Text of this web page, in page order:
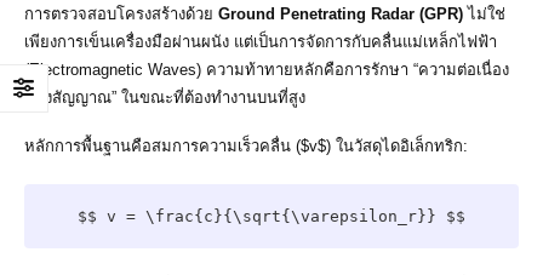
การตรวจสอบโครงสร้างด้วย Ground Penetrating Radar (GPR) ไม่ใช่
เพียงการเข็นเครื่องมือผ่านผนัง แต่เป็นการจัดการกับคลื่นแม่เหล็กไฟฟ้า
(Electromagnetic Waves) ความท้าทายหลักคือการรักษา “ความต่อเนื่อง
ของสัญญาณ” ในขณะที่ต้องทำงานบนที่สูง
หลักการพื้นฐานคือสมการความเร็วคลื่น ($v$) ในวัสดุไดอิเล็กทริก:
$$ v = \frac{c}{\sqrt{\varepsilon_r}} $$